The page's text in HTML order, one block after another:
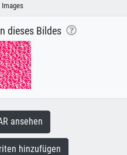
Images
dieses Bildes
ansehen
hinzufügen